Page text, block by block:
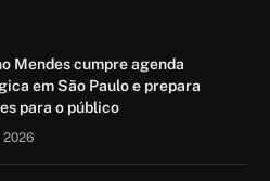
Mendes cumpre agenda
em São Paulo e prepara
para o público
2026